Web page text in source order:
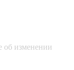
об изменении